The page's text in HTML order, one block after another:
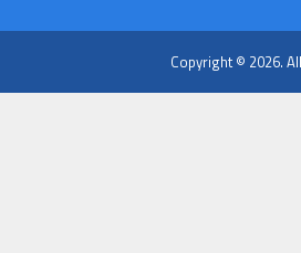
Copyright © 2026.